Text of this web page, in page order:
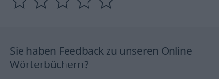
Sie haben Feedback zu unseren Online
Wörterbüchern?